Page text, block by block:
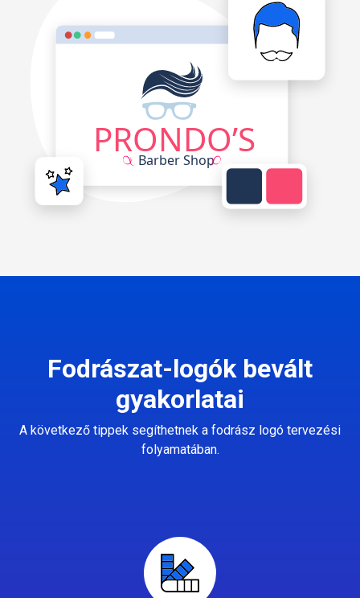
Fodrászat-logók bevált
gyakorlatai
A következő tippek segíthetnek a fodrász logó tervezési
folyamatában.